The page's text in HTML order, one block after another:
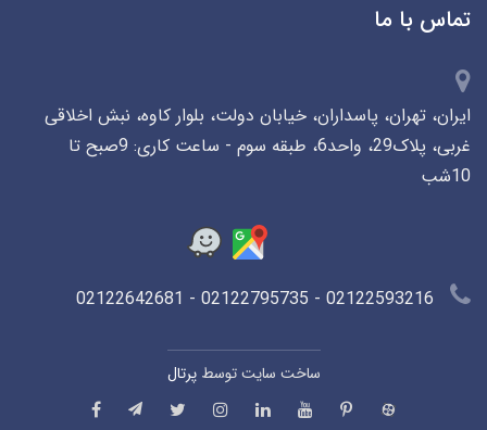
تماس با ما
ایران، تهران، پاسداران، خیابان دولت، بلوار کاوه، نبش اخلاقی
غربی، پلاک29، واحد6، طبقه سوم - ساعت کاری: 9صبح تا
10شب
ساخت سایت توسطپرتال